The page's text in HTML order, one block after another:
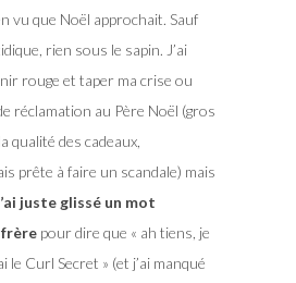
vu que Noël approchait. Sauf
rien sous le sapin. J’ai
rouge et taper ma crise ou
réclamation au Père Noël (gros
qualité des cadeaux,
prête à faire un scandale) mais
juste glissé un mot
pour dire que « ah tiens, je
le Curl Secret » (et j’ai manqué